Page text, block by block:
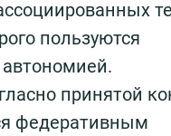
пользуются
принятой
федеративным